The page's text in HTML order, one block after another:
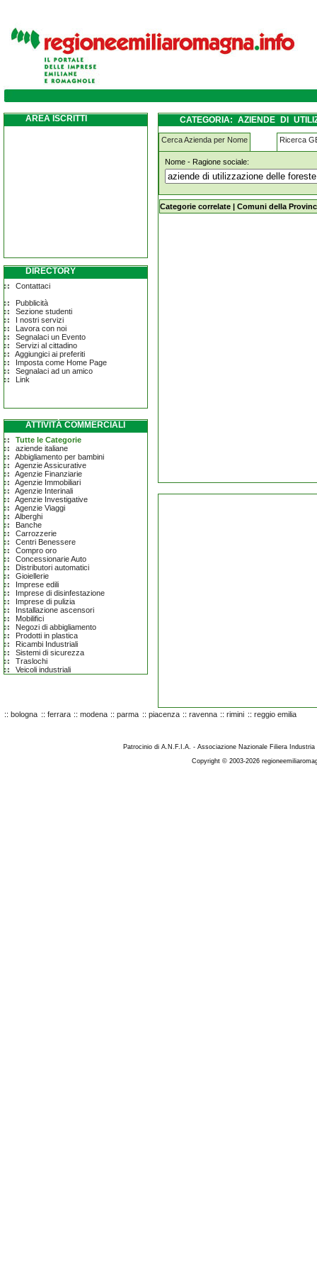
aziende-di-utilizzazione-delle-foreste-e-
AREA ISCRITTI
DIRECTORY
Contattaci
Pubblicità
Sezione studenti
I nostri servizi
Lavora con noi
Segnalaci un Evento
Servizi al cittadino
Aggiungici ai preferiti
Imposta come Home Page
Segnalaci ad un amico
Link
ATTIVITÀ COMMERCIALI
Tutte le Categorie
aziende italiane
Abbigliamento per bambini
Agenzie Assicurative
Agenzie Finanziarie
Agenzie Immobiliari
Agenzie Interinali
Agenzie Investigative
Agenzie Viaggi
Alberghi
Banche
Carrozzerie
Centri Benessere
Compro oro
Concessionarie Auto
Distributori automatici
Gioiellerie
Imprese edili
Imprese di disinfestazione
Imprese di pulizia
Installazione ascensori
Mobilifici
Negozi di abbigliamento
Prodotti in plastica
Ricambi Industriali
Sistemi di sicurezza
Traslochi
Veicoli industriali
CATEGORIA: AZIENDE DI
DELLE CORTI
Cerca Azienda per Nome Ricerca
Nome - Ragione sociale:
aziende-di-utilizzazione-delle-
Categorie correlate | Comuni della
:: bologna :: ferrara :: modena :: parma :: piacenza :: ravenna :: rimini :: reggio emilia
Patrocinio di A.N.F.I.A. - Associazione Nazionale Filiera
Copyright © 2003-2026